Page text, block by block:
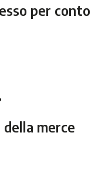
per conto
merce